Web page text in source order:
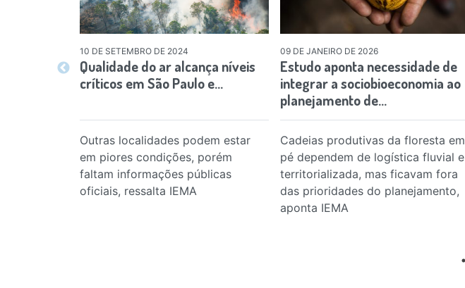
10 DE SETEMBRO DE 2024
Qualidade do ar alcança níveis
críticos em São Paulo e…
Outras localidades podem estar
em piores condições, porém
faltam informações públicas
oficiais, ressalta IEMA
09 DE JANEIRO DE 2026
Estudo aponta necessidade de
integrar a sociobioeconomia ao
planejamento de…
Cadeias produtivas da floresta em
pé dependem de logística fluvial e
territorializada, mas ficavam fora
das prioridades do planejamento,
aponta IEMA